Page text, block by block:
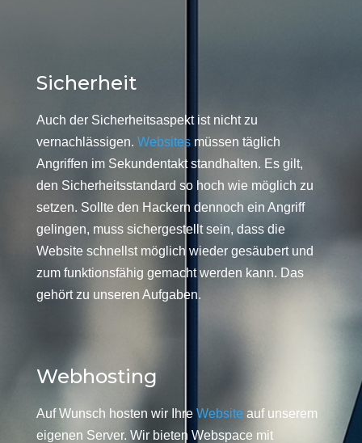
Sicherheit
Auch der Sicherheitsaspekt ist nicht zu
vernachlässigen. Websitesmüssen täglich
Angriffen im Sekundentakt standhalten. Es gilt,
den Sicherheitsstandard so hoch wie möglich zu
setzen. Sollte den Hackern dennoch ein Angriff
gelingen, muss sichergestellt sein, dass die
Website schnellst möglich wieder gesäubert und
zum funktionsfähig gemacht werden kann. Das
gehört zu unseren Aufgaben.
Webhosting
Auf Wunsch hosten wir Ihre Website auf unserem
eigenen Server. Wir bieten Webspace mit